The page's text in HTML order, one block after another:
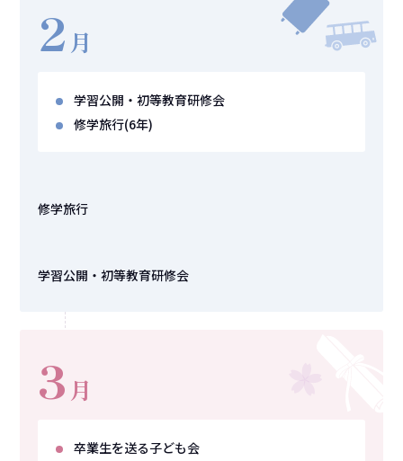
2 月
学習公開・初等教育研修会
修学旅行(6年)
修学旅行
学習公開・初等教育研修会
3 月
卒業生を送る子ども会